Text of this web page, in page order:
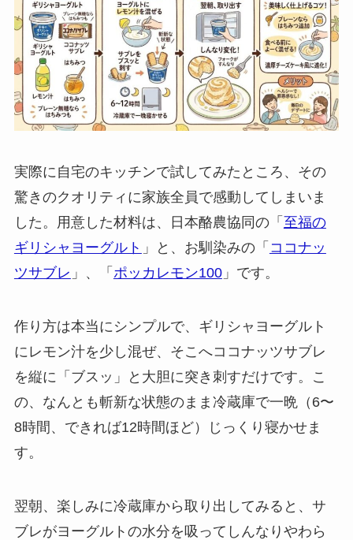
実際に自宅のキッチンで試してみたところ、その
驚きのクオリティに家族全員で感動してしまいま
した。用意した材料は、日本酪農協同の「 至福の
ギリシャヨーグルト 」と、お馴染みの「 ココナッ
ツサブレ 」、「 ポッカレモン100」です。
作り方は本当にシンプルで、ギリシャヨーグルト
にレモン汁を少し混ぜ、そこへココナッツサブレ
を縦に「ブスッ」と大胆に突き刺すだけです。こ
の、なんとも斬新な状態のまま冷蔵庫で一晩（6〜
8時間、できれば12時間ほど）じっくり寝かせま
す。
翌朝、楽しみに冷蔵庫から取り出してみると、サ
ブレがヨーグルトの水分を吸ってしんなりやわら